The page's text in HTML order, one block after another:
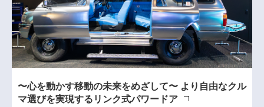
〜心を動かす移動の未来をめざして〜 より自由なクル
マ選びを実現するリンク式パワードア